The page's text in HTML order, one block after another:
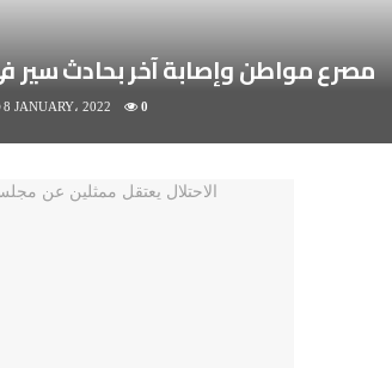
مصرع مواطن وإصابة آخر بحادث سير
8 JANUARY، 2022 0